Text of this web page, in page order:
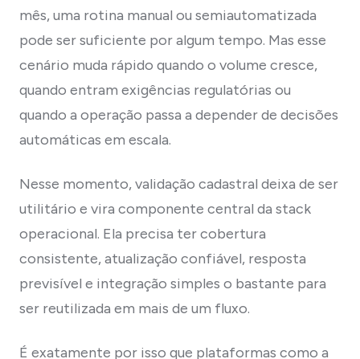
mês, uma rotina manual ou semiautomatizada
pode ser suficiente por algum tempo. Mas esse
cenário muda rápido quando o volume cresce,
quando entram exigências regulatórias ou
quando a operação passa a depender de decisões
automáticas em escala.
Nesse momento, validação cadastral deixa de ser
utilitário e vira componente central da stack
operacional. Ela precisa ter cobertura
consistente, atualização confiável, resposta
previsível e integração simples o bastante para
ser reutilizada em mais de um fluxo.
É exatamente por isso que plataformas como a